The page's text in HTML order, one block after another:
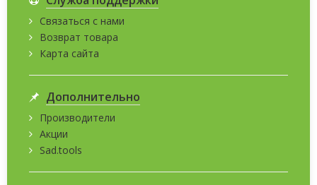
Связаться с нами
Возврат товара
Карта сайта
Дополнительно
Производители
Акции
Sad.tools